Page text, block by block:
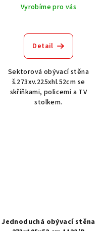
Vyrobíme pro vás
Detail
Sektorová obývací stěna
š.273xv.225xhl.52cm se
skříňkami, policemi a TV
stolkem.
Jednoduchá obývací stěna